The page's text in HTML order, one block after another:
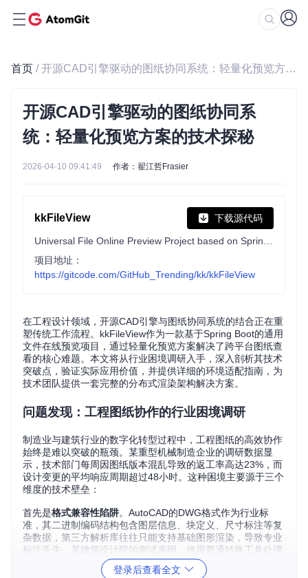
首页 / 开源CAD引擎驱动的图纸协同系统：轻量化预览方案的技术探秘
开源CAD引擎驱动的图纸协同系
统：轻量化预览方案的技术探秘
2026-04-10 09:41:49 作者：翟江哲Frasier
kkFileView 下载源代码
项目地址：
https://gitcode.com/GitHub_Trending/kk/kkFileView
在工程设计领域，开源CAD引擎与图纸协同系统的结合正在重
塑传统工作流程。kkFileView作为一款基于Spring Boot的通用
文件在线预览项目，通过轻量化预览方案解决了跨平台图纸查
看的核心难题。本文将从行业困境调研入手，深入剖析其技术
突破点，验证实际应用价值，并提供详细的环境适配指南，为
技术团队提供一套完整的分布式渲染架构解决方案。
问题发现：工程图纸协作的行业困境调研
制造业与建筑行业的数字化转型过程中，工程图纸的高效协作
始终是难以突破的瓶颈。某重型机械制造企业的调研数据显
示，技术部门每周因图纸版本混乱导致的返工率高达23%，而
设计变更的平均响应周期超过48小时。这种困境主要源于三个
维度的技术壁垒：
首先是格式兼容性陷阱。AutoCAD的DWG格式作为行业标
准，其二进制编码结构包含图层信息、块定义、尺寸标注等复
杂数据，第三方解析库往往只能支持基础图形渲染，导致专业
标注丢失。某建筑设计院的测试表明，使用普通转换工具处理
带三维模型的DWG文件时，约37%的尺寸标注会出现偏移或
登录后查看全文